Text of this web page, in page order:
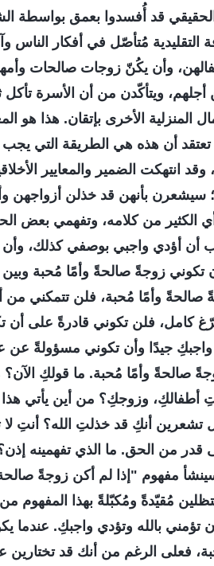
قد أُفسدوا بعمق بواسطة
التقليدية مُتأصّل في أفكار الناس
وأن يكُنّ زوجات صالحات
ويتأكّدن من أن الأسرة تأكل
الأخرى بإتقان. هذا هو
أن هذه هي الطريقة التي يجب أن
انتهكت الضمير والمعايير
سيشعرن بأنهن قد خذلن أزواجهن
الكثير من كلامه، وتفهمي بعض
أن أؤدي واجبي بوصفي كذلك،
زوجةً صالحةً وأمًا مُحبة وبين
وأمًا مُحبة، فلن تتمكني من
كامل، فلن تكوني قادرةً على أن
واجبكِ جيدًا وأن تكوني مسؤولةً
صالحةً وأمًا مُحبة. ما قولكِ الآن؟
وزوجكِ؟ من أين يأتي هذا
تشعرين أنكِ قد خذلتِ الله؟ أنتِ
من الحق. ما الذي تفهمينه إذن؟
مفهوم "إذا لم أكن زوجةً
مُقيّدةً ومُكبّلةً بهذا المفهوم
تؤمني بالله وتؤدي واجبكِ. عندما
فعلى الرغم من أنك قد